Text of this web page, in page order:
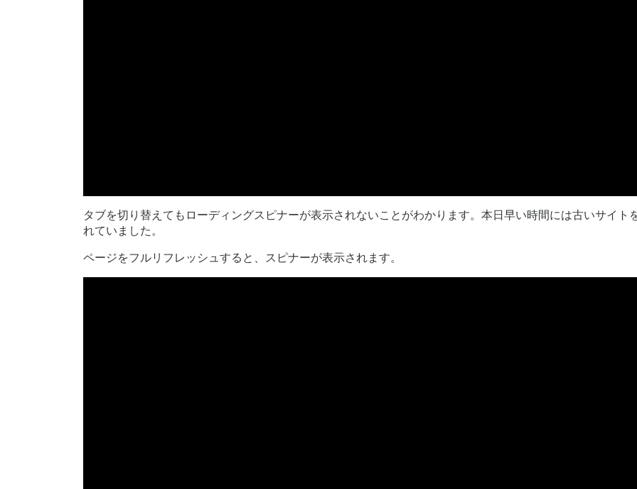
タブを切り替えてもローディングスピナーが表示されないことがわかります。本日早い時間には古いサイ
れていました。
ページをフルリフレッシュすると、スピナーが表示されます。